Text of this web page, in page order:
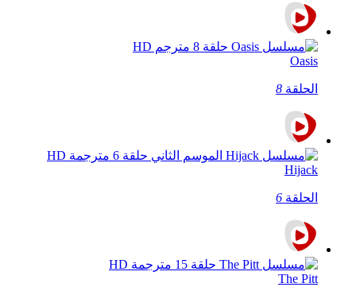
Oasis
الحلقة 8
Hijack
الحلقة 6
The Pitt